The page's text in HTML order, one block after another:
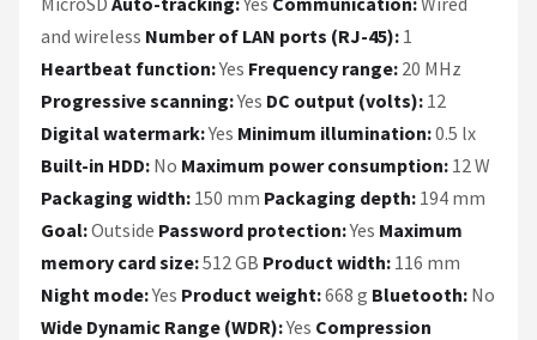
and wireless Number of LAN ports (RJ-45): 1
Heartbeat function:Yes Frequency range: 20 MHz
Progressive scanning:Yes DC output (volts): 12
Digital watermark:Yes Minimum illumination:0.5 lx
Built-in HDD: No Maximum power consumption: 12 W
Packaging width: 150 mm Packaging depth: 194 mm
Goal:Outside Password protection:Yes Maximum
memory card size:512 GB Product width: 116 mm
Night mode:Yes Product weight:668 g Bluetooth: No
Wide Dynamic Range (WDR):Yes Compression